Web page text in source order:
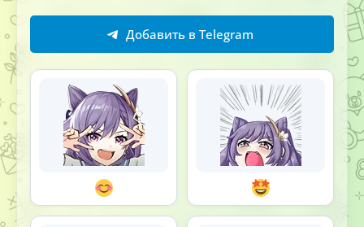
О нас
Добавить в Telegram